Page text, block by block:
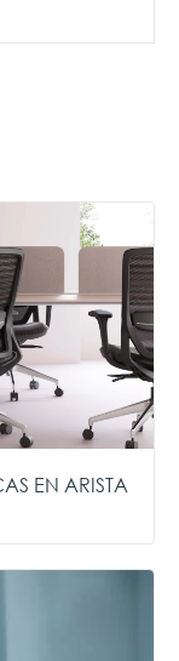
EN ARISTA